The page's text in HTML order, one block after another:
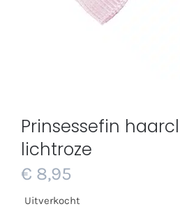
Prinsessefin
lichtroze
€ 8,95
Uitverkocht